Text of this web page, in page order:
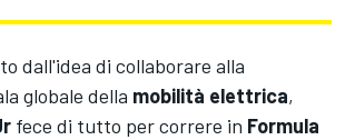
dall'idea di collaborare alla
globale della mobilità elettrica,
fece di tutto per correre in Formula